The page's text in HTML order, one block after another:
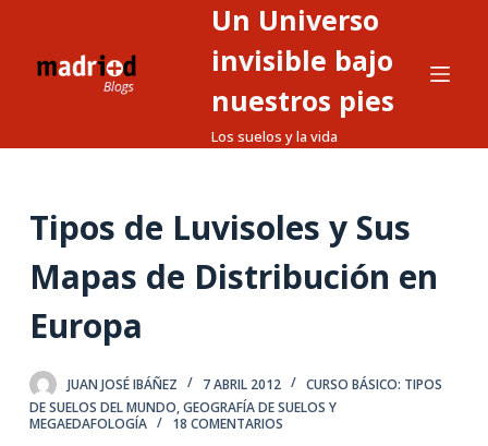
n
Un Universo
invisible bajo
nuestros pies
Los suelos y la vida
Tipos de Luvisoles y Sus
Mapas de Distribución en
Europa
JUAN JOSÉ IBÁÑEZ 7 ABRIL 2012
CURSO BÁSICO: TIPOS
DE SUELOS DEL MUNDO,GEOGRAFÍA DE SUELOS Y
MEGAEDAFOLOGÍA
18 COMENTARIOS